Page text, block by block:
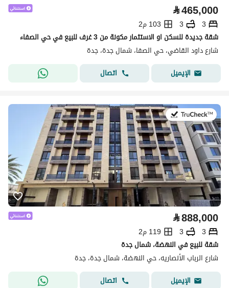
⃁465,000
3
3
103 م2
شقة جديدة للسكن او الاستثمار مكونة من 3 غرف للبيع في حي الصفاء
شارع داود القاضي، حي الصفا، شمال جدة، جدة
الإيميل
اتصال
في:13 يوليو 2026
⃁888,000
3
3
119 م2
شقة للبيع في النهضة، شمال جدة
شارع الرباب الأنصاريه، حي النهضة، شمال جدة، جدة
الإيميل
اتصال